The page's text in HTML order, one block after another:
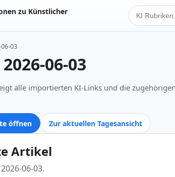
zu Künstlicher
KI Suche
03
06-03
alle importierten KI-Links und die
öffnen Zur aktuellen Tagesansicht
Artikel
06-03.